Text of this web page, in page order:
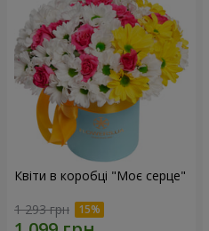
Квіти в коробці "Моє серце"
1 293 грн